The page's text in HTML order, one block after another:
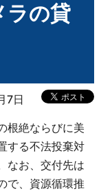
ラの貸
7日
根絶ならびに美
する不法投棄対
なお、交付先は
で、資源循環推